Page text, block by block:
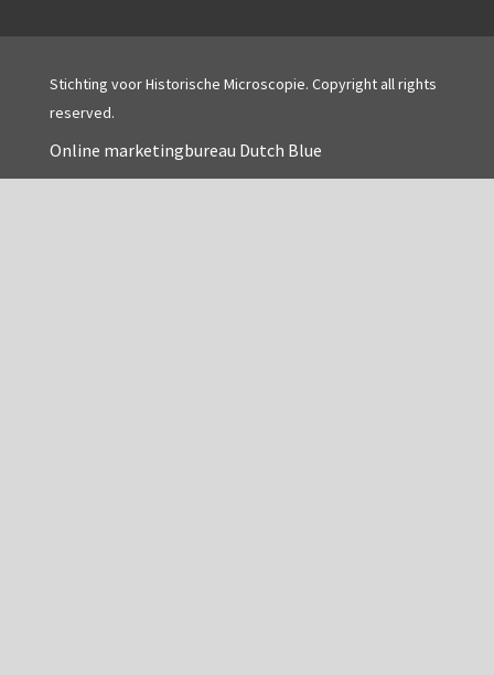
Bleeker, statief R (ca. 1965)
Meopta, ‘veld’microscoop (1965-1980)
‘Junior’ type, USSR (1970-1980)
Stichting voor Historische Microscopie. Copyright all rights
reserved.
Online marketingbureau Dutch Blue